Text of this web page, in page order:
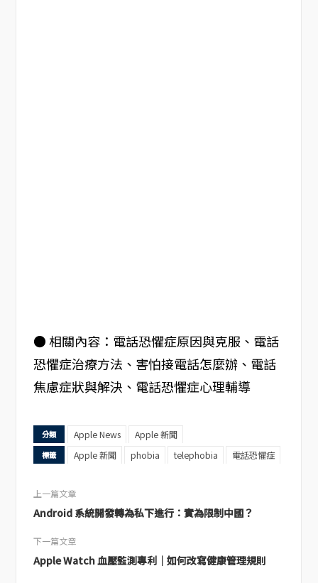
● 相關內容：電話恐懼症原因與克服、電話
恐懼症治療方法、害怕接電話怎麼辦、電話
焦慮症狀與解決、電話恐懼症心理輔導
分類 Apple News Apple 新聞
標籤 Apple 新聞 phobia telephobia 電話恐懼症
上一篇文章
Android 系統開發轉為私下進行：實為限制中國？
下一篇文章
Apple Watch 血壓監測專利｜如何改寫健康管理規則